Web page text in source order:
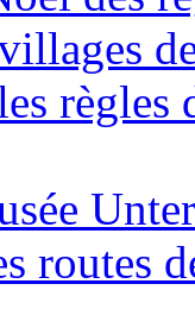
règles
routes